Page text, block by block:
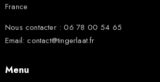
France
Nous contacter : 06 78 00 54 65
Email: contact@tingerlaat.fr
Menu